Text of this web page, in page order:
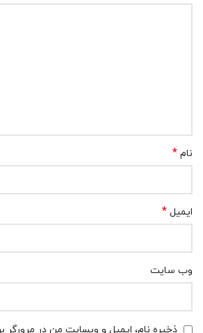
نام *
ایمیل *
وب‌ سایت
ذخیره نام، ایمیل و وبسایت من در مرورگر